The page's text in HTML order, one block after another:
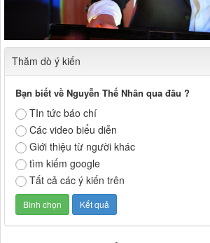
Thăm dò ý kiến
Bạn biết về Nguyễn Thế Nhân qua đâu ?
TIn tức báo chí
Các video biểu diễn
Giới thiệu từ người khác
tìm kiếm google
Tất cả các ý kiến trên